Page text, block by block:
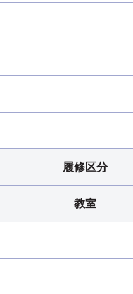
履修区分
教室